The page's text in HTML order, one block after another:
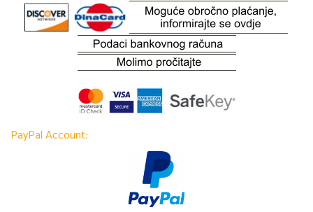
PayPal Account: